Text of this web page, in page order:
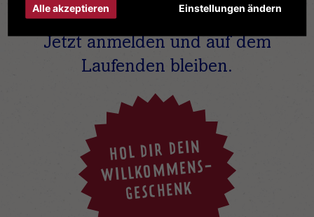
Alle akzeptieren Einstellungen ändern
UP TO DATE
Jetzt anmelden und auf dem
Laufenden bleiben.
HOL DIR DEIN
WILLKOMMENS-
GESCHENK